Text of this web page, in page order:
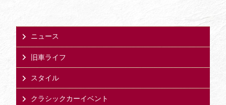
ニュース
旧車ライフ
スタイル
クラシックカーイベント